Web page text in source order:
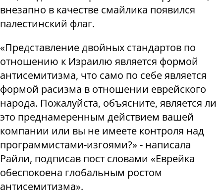
внезапно в качестве смайлика появился
палестинский флаг.
«Представление двойных стандартов по
отношению к Израилю является формой
антисемитизма, что само по себе является
формой расизма в отношении еврейского
народа. Пожалуйста, объясните, является ли
это преднамеренным действием вашей
компании или вы не имеете контроля над
программистами-изгоями?» - написала
Райли, подписав пост словами «Еврейка
обеспокоена глобальным ростом
антисемитизма».